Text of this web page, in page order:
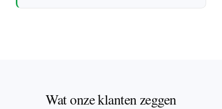
Wat onze klanten zeggen